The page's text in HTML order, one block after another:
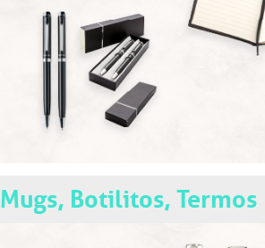
Mugs, Botilitos, Termos